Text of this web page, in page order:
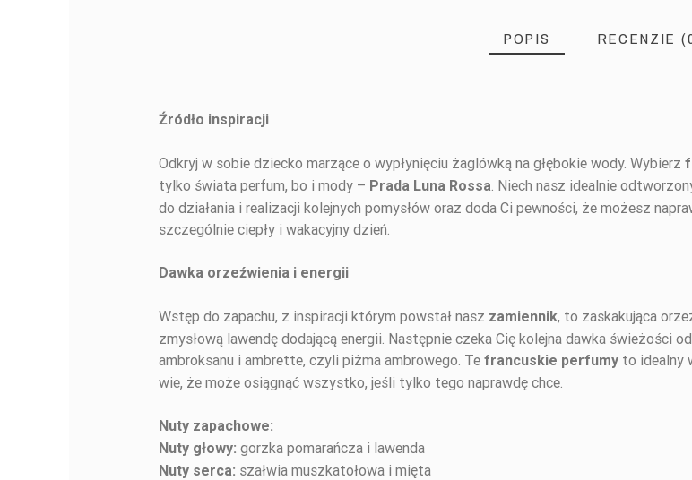
POPIS RECENZIE
Źródło inspiracji
Odkryj w sobie dziecko marzące o wypłynięciu żaglówką na głębokie wody. Wybierz
tylko świata perfum, bo i mody – Prada Luna Rossa. Niech nasz idealnie
do działania i realizacji kolejnych pomysłów oraz doda Ci pewności, że możesz
szczególnie ciepły i wakacyjny dzień.
Dawka orzeźwienia i energii
Wstęp do zapachu, z inspiracji którym powstał nasz zamiennik, to zaskakująca
zmysłową lawendę dodającą energii. Następnie czeka Cię kolejna dawka świeżości
ambroksanu i ambrette, czyli piżma ambrowego. Tefrancuskie perfumy to idealny
wie, że może osiągnąć wszystko, jeśli tylko tego naprawdę chce.
Nuty zapachowe:
Nuty głowy: gorzka pomarańcza i lawenda
Nuty serca: szałwia muszkatołowa i mięta
BUĎTE PRVÝ, KTO NAPÍŠE RECENZIU!